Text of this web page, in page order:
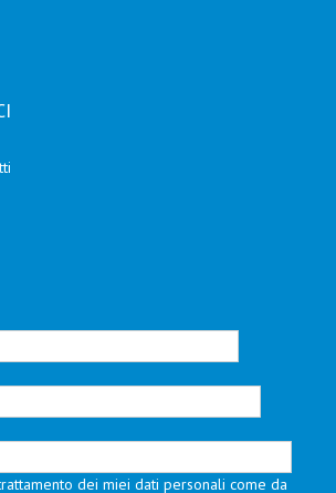
dei miei dati personali come da